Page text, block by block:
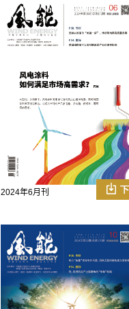
2024年6月刊